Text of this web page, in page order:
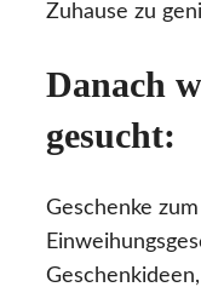
Zuhause zu
Danach
gesucht:
Geschenke zum